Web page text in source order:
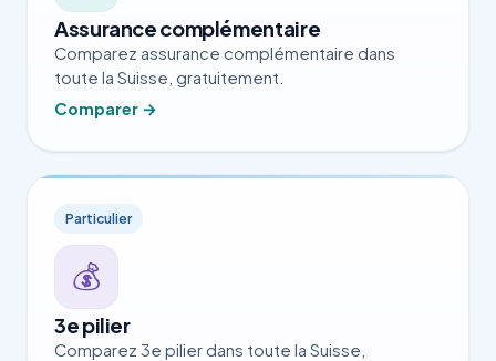
Assurance complémentaire
Comparez assurance complémentaire dans
toute la Suisse, gratuitement.
Comparer →
Particulier
💰
3e pilier
Comparez 3e pilier dans toute la Suisse,